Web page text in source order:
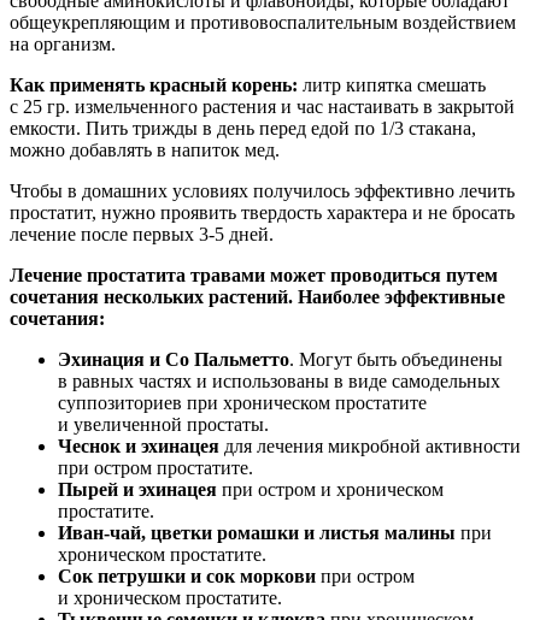
общеукрепляющим и противовоспалительным воздействием
на организм.
Как применять красный корень: литр кипятка смешать
с 25 гр. измельченного растения и час настаивать в закрытой
емкости. Пить трижды в день перед едой по 1/3 стакана,
можно добавлять в напиток мед.
Чтобы в домашних условиях получилось эффективно лечить
простатит, нужно проявить твердость характера и не бросать
лечение после первых 3-5 дней.
Лечение простатита травами может проводиться путем
сочетания нескольких растений. Наиболее эффективные
сочетания:
Эхинация и Со Пальметто. Могут быть объединены
в равных частях и использованы в виде самодельных
суппозиториев при хроническом простатите
и увеличенной простаты.
Чеснок и эхинацея для лечения микробной активности
при остром простатите.
Пырей и эхинацея при остром и хроническом
простатите.
Иван-чай, цветки ромашки и листья малины при
хроническом простатите.
Сок петрушки и сок моркови при остром
и хроническом простатите.